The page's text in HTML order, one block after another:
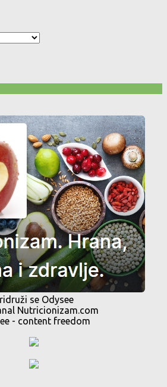
se Odysee
Nutricionizam.com
- content freedom